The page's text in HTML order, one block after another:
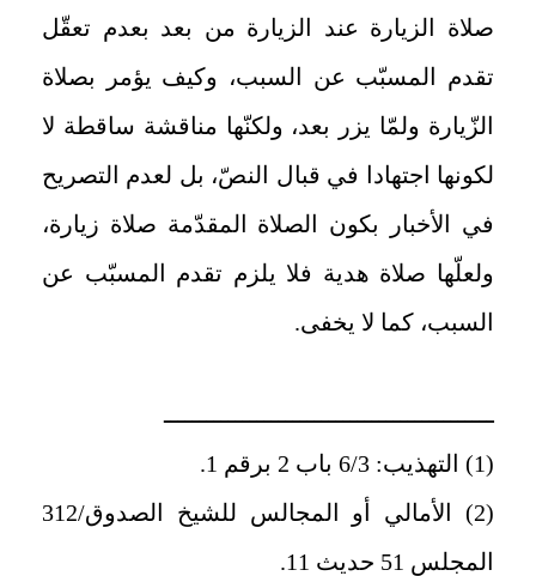
صلاة الزيارة عند الزيارة من بعد بعدم تعقّل
تقدم المسبّب عن السبب، وكيف يؤمر بصلاة
الزّيارة ولمّا يزر بعد، ولكنّها مناقشة ساقطة لا
لكونها اجتهادا في قبال النصّ، بل لعدم التصريح
في الأخبار بكون الصلاة المقدّمة صلاة زيارة،
ولعلّها صلاة هدية فلا يلزم تقدم المسبّب عن
السبب، كما لا يخفى.
ــــــــــــــــــــــــــــــــــــــــــــــ
(1) التهذيب: 6/3 باب 2 برقم 1.
(2) الأمالي أو المجالس للشيخ الصدوق/312
المجلس 51 حديث 11.